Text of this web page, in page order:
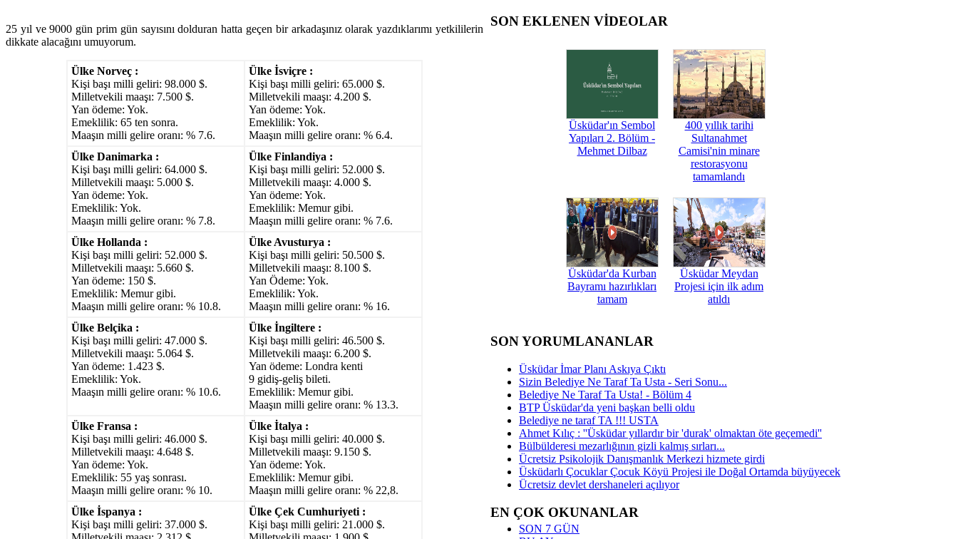
25 yıl ve 9000 gün prim gün sayısını dolduran hatta geçen bir arkadaşınız olarak yazdıklarımı yetkililerin
dikkate alacağını umuyorum.
Ülke Norveç :
Kişi başı milli geliri: 98.000 $.
Milletvekili maaşı: 7.500 $.
Yan ödeme: Yok.
Emeklilik: 65 ten sonra.
Maaşın milli gelire oranı: % 7.6.
Ülke İsviçre :
Kişi başı milli geliri: 65.000 $.
Milletvekili maaşı: 4.200 $.
Yan ödeme: Yok.
Emeklilik: Yok.
Maaşın milli gelire oranı: % 6.4.
Ülke Danimarka :
Kişi başı milli geliri: 64.000 $.
Milletvekili maaşı: 5.000 $.
Yan ödeme: Yok.
Emeklilik: Yok.
Maaşın milli gelire oranı: % 7.8.
Ülke Finlandiya :
Kişi başı milli geliri: 52.000 $.
Milletvekili maaşı: 4.000 $.
Yan ödeme: Yok.
Emeklilik: Memur gibi.
Maaşın milli gelire oranı: % 7.6.
Ülke Hollanda :
Kişi başı milli geliri: 52.000 $.
Milletvekili maaşı: 5.660 $.
Yan ödeme: 150 $.
Emeklilik: Memur gibi.
Maaşın milli gelire oranı: % 10.8.
Ülke Avusturya :
Kişi başı milli geliri: 50.500 $.
Milletvekili maaşı: 8.100 $.
Yan Ödeme: Yok.
Emeklilik: Yok.
Maaşın milli gelire oranı: % 16.
Ülke Belçika :
Kişi başı milli geliri: 47.000 $.
Milletvekili maaşı: 5.064 $.
Yan ödeme: 1.423 $.
Emeklilik: Yok.
Maaşın milli gelire oranı: % 10.6.
Ülke İngiltere :
Kişi başı milli geliri: 46.500 $.
Milletvekili maaşı: 6.200 $.
Yan ödeme: Londra kenti
9 gidiş-geliş bileti.
Emeklilik: Memur gibi.
Maaşın milli gelire oranı: % 13.3.
Ülke Fransa :
Kişi başı milli geliri: 46.000 $.
Milletvekili maaşı: 4.648 $.
Yan ödeme: Yok.
Emeklilik: 55 yaş sonrası.
Maaşın milli gelire oranı: % 10.
Ülke İtalya :
Kişi başı milli geliri: 40.000 $.
Milletvekili maaşı: 9.150 $.
Yan ödeme: Yok.
Emeklilik: Memur gibi.
Maaşın milli gelire oranı: % 22,8.
Ülke İspanya :
Kişi başı milli geliri: 37.000 $.
Ülke Çek Cumhuriyeti :
Kişi başı milli geliri: 21.000 $.
SON EKLENEN VİDEOLAR
Üsküdar'ın Sembol
Yapıları 2. Bölüm -
Mehmet Dilbaz
400 yıllık tarihi
Sultanahmet
Camisi'nin minare
restorasyonu
tamamlandı
Üsküdar'da Kurban
Bayramı hazırlıkları
tamam
Üsküdar Meydan
Projesi için ilk adım
atıldı
SON YORUMLANANLAR
Üsküdar İmar Planı Askıya Çıktı
Sizin Belediye Ne Taraf Ta Usta - Seri Sonu...
Belediye Ne Taraf Ta Usta! - Bölüm 4
BTP Üsküdar'da yeni başkan belli oldu
Belediye ne taraf TA !!! USTA
Ahmet Kılıç : ''Üsküdar yıllardır bir 'durak' olmaktan öte geçemedi''
Bülbülderesi mezarlığının gizli kalmış sırları...
Ücretsiz Psikolojik Danışmanlık Merkezi hizmete girdi
Üsküdarlı Çocuklar Çocuk Köyü Projesi ile Doğal Ortamda büyüyecek
Ücretsiz devlet dershaneleri açılıyor
EN ÇOK OKUNANLAR
SON 7 GÜN